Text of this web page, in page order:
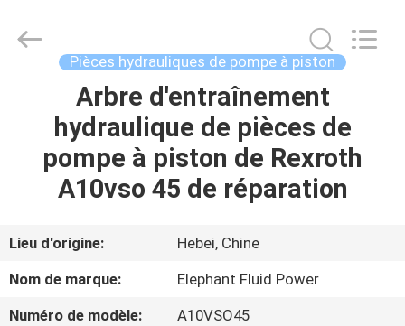
MAISON
PRODUITS
SUJET
DE
NOUS
Elephant
Fluid
Pièces hydrauliques de pompe à piston
Arbre d'entraînement
hydraulique de pièces de
pompe à piston de Rexroth
A10vso 45 de réparation
Lieu d'origine:
Hebei, Chine
Nom de marque:
Elephant Fluid Power
Numéro de modèle:
A10VSO45